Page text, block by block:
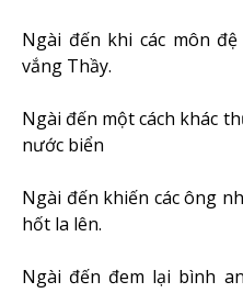
Ngài đến khi các môn
vắng Thầy.
Ngài đến một cách khác
nước biển
Ngài đến khiến các ông
hốt la lên.
Ngài đến đem lại bình